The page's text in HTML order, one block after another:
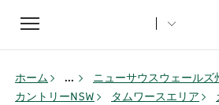
Toggle
navigation
ホーム ...
ニューサウスウェールズ
カントリーNSW
タムワースエリア